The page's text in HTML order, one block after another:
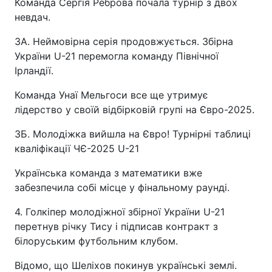
невдач.
3А. Неймовірна серія продовжується. Збірна
України U-21 перемогла команду Північної
Ірландії.
Команда Унаї Мельгоси все ще утримує
лідерство у своїй відбірковій групі на Євро-2025.
3Б. Молодіжка вийшла на Євро! Турнірні таблиці
кваліфікації ЧЄ-2025 U-21
Українська команда з математики вже
забезпечила собі місце у фінальному раунді.
4. Голкіпер молодіжної збірної України U-21
перетнув річку Тису і підписав контракт з
білоруським футбольним клубом.
Відомо, що Шеліхов покинув українські землі.